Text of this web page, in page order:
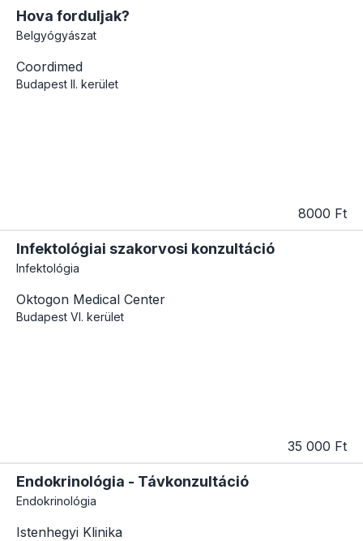
Hova forduljak?
Belgyógyászat
Coordimed
Budapest II. kerület
8000 Ft
Infektológiai szakorvosi konzultáció
Infektológia
Oktogon Medical Center
Budapest VI. kerület
35 000 Ft
Endokrinológia - Távkonzultáció
Endokrinológia
Istenhegyi Klinika